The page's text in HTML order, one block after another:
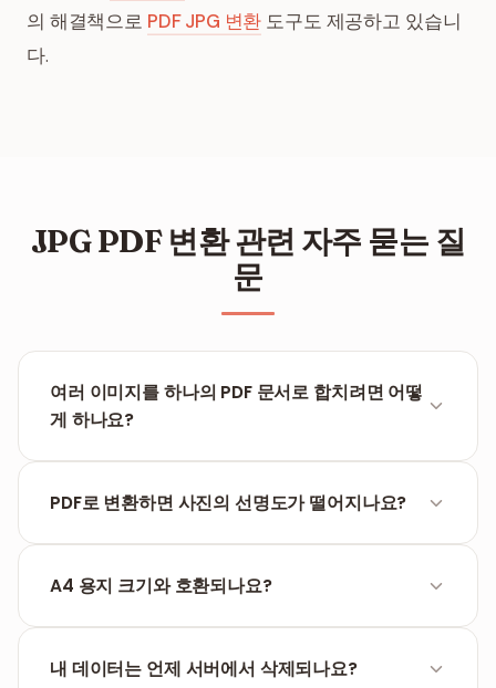
의 해결책으로 PDF JPG 변환 도구도 제공하고 있습니
다.
JPG PDF 변환 관련 자주 묻는 질
문
여러 이미지를 하나의 PDF 문서로 합치려면 어떻
게 하나요?
보기 화면에서 처리를 시작하기 전에 드래그 앤 드롭으
PDF로 변환하면 사진의 선명도가 떨어지나요?
지합니다. 출력되는 PDF의 품질은 원본 이미지와 동일
A4 용지 크기와 호환되나요?
과 여백 설정이 가능합니다.
내 데이터는 언제 서버에서 삭제되나요?